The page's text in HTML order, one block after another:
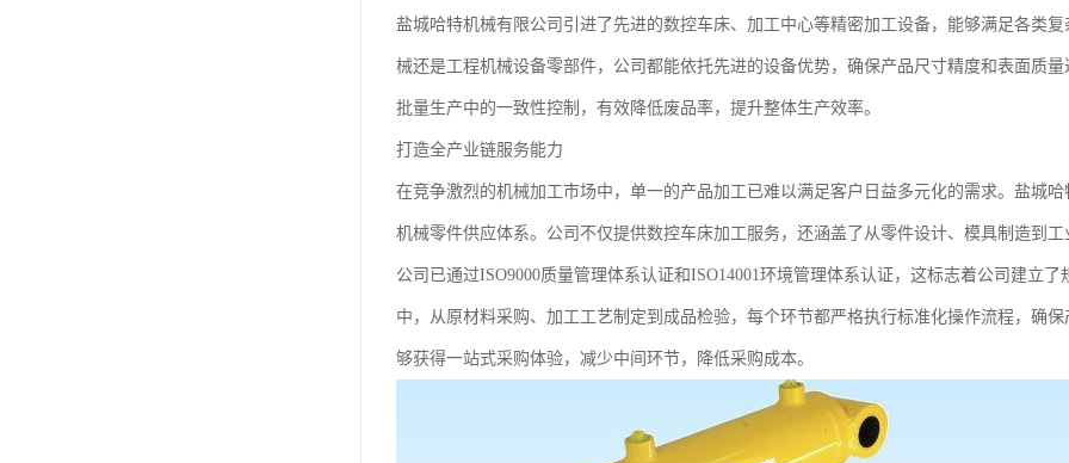
盐城哈特机械有限公司引进了先进的数控车床、加工中心等精密加工设备，能够满足各类
械还是工程机械设备零部件，公司都能依托先进的设备优势，确保产品尺寸精度和表面质
批量生产中的一致性控制，有效降低废品率，提升整体生产效率。
打造全产业链服务能力
在竞争激烈的机械加工市场中，单一的产品加工已难以满足客户日益多元化的需求。盐城
机械零件供应体系。公司不仅提供数控车床加工服务，还涵盖了从零件设计、模具制造到
公司已通过ISO9000质量管理体系认证和ISO14001环境管理体系认证，这标志着公司建立
中，从原材料采购、加工工艺制定到成品检验，每个环节都严格执行标准化操作流程，确
够获得一站式采购体验，减少中间环节，降低采购成本。